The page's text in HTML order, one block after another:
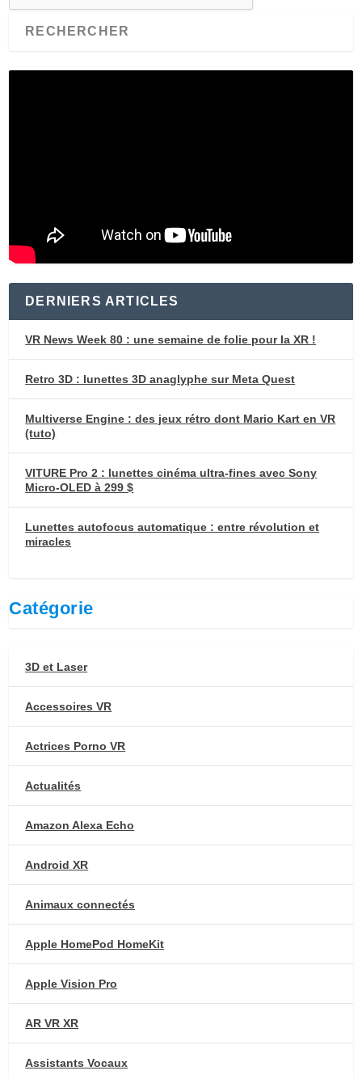
DERNIERS ARTICLES
VR News Week 80 : une semaine de folie pour la XR !
Retro 3D : lunettes 3D anaglyphe sur Meta Quest
Multiverse Engine : des jeux rétro dont Mario Kart en VR
(tuto)
VITURE Pro 2 : lunettes cinéma ultra-fines avec Sony
Micro-OLED à 299 $
Lunettes autofocus automatique : entre révolution et
miracles
Catégorie
3D et Laser
Accessoires VR
Actrices Porno VR
Actualités
Amazon Alexa Echo
Android XR
Animaux connectés
Apple HomePod HomeKit
Apple Vision Pro
AR VR XR
Assistants Vocaux